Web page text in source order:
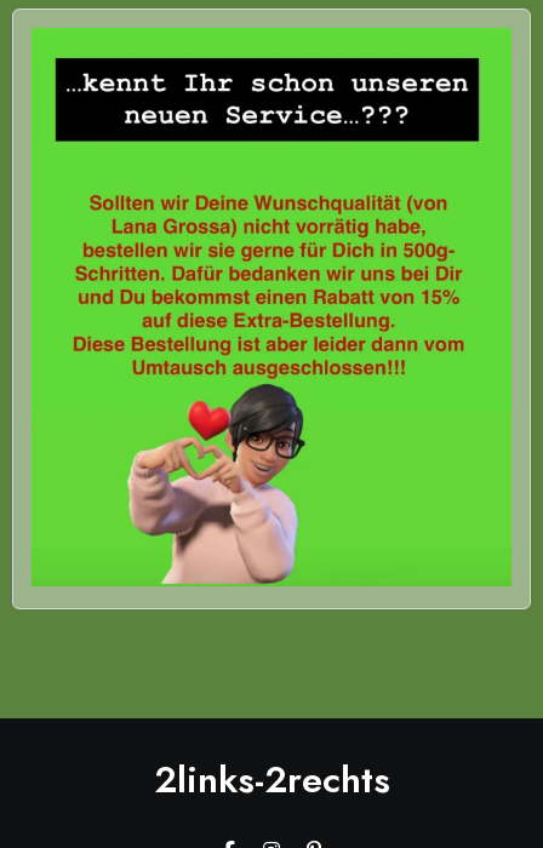
2links-2rechts